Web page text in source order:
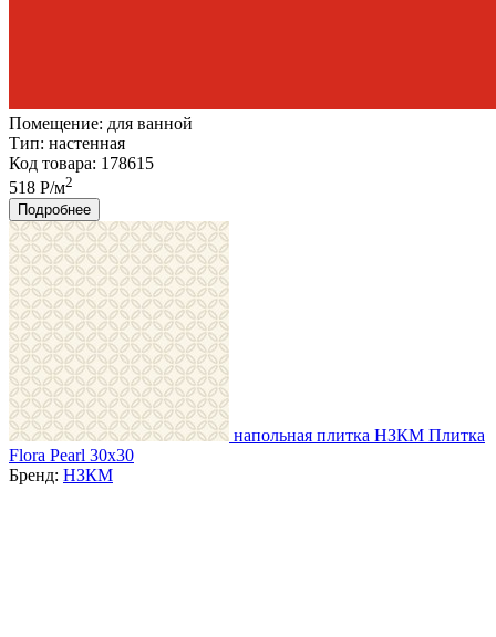
Помещение: для ванной
Тип: настенная
Код товара: 178615
518 Р/м2
Подробнее
напольная плитка НЗКМ Плитка
Flora Pearl 30х30
Бренд: НЗКМ